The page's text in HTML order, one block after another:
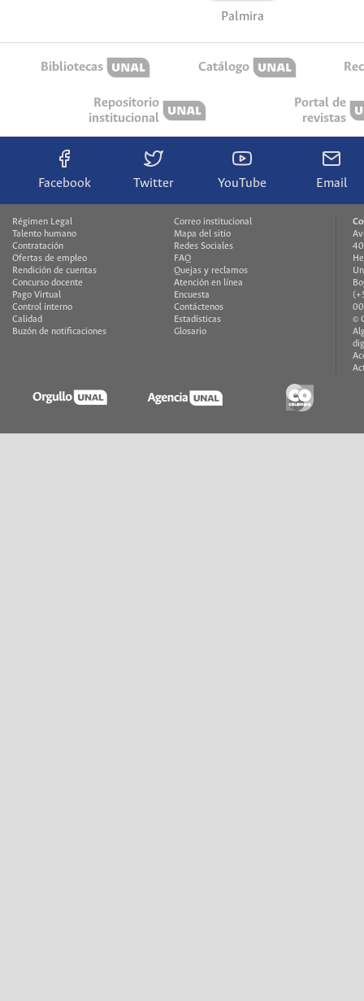
Palmira
Bibliotecas Catálogo
Repositorio
institucional
Portal de
revistas
Facebook Twitter YouTube Email
Régimen Legal
Talento humano
Contratación
Ofertas de empleo
Rendición de cuentas
Concurso docente
Pago Virtual
Control interno
Calidad
Buzón de notificaciones
Correo institucional
Mapa del sitio
Redes Sociales
FAQ
Quejas y reclamos
Atención en línea
Encuesta
Contáctenos
Estadísticas
Glosario
©